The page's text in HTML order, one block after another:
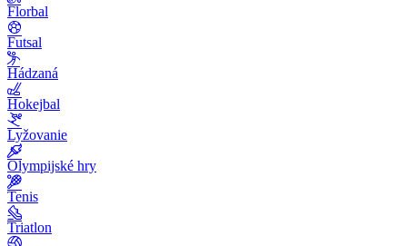
Florbal
Futsal
Hádzaná
Hokejbal
Lyžovanie
Olympijské hry
Tenis
Triatlon